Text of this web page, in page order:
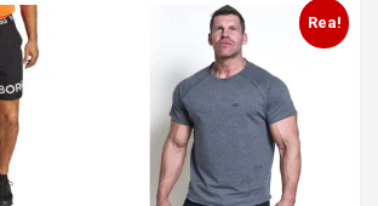
Rea!